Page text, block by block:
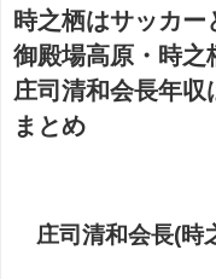
時之栖はサッカー
御殿場高原・時之
庄司清和会長年収
まとめ
庄司清和会長(時